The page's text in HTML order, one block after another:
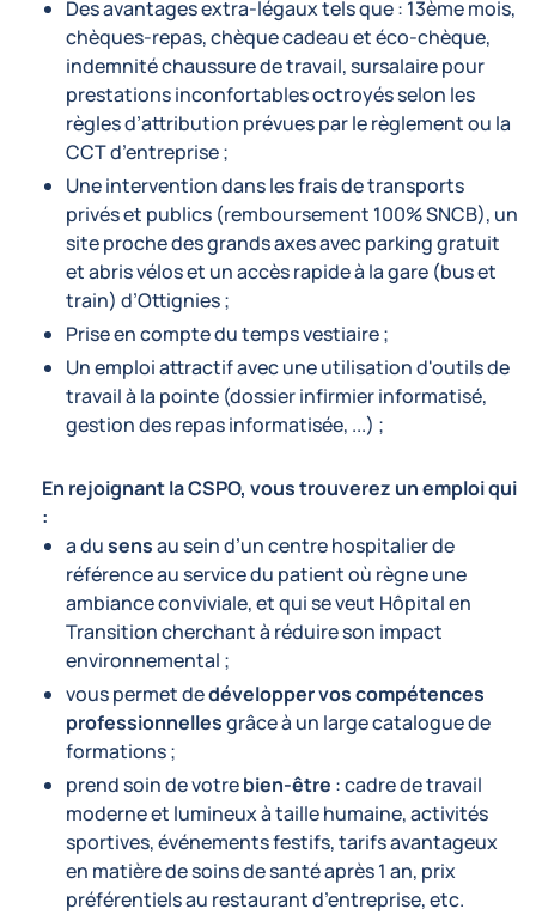
Des avantages extra-légaux tels que : 13ème mois,
chèques-repas, chèque cadeau et éco-chèque,
indemnité chaussure de travail, sursalaire pour
prestations inconfortables octroyés selon les
règles d’attribution prévues par le règlement ou la
CCT d’entreprise ;
Une intervention dans les frais de transports
privés et publics (remboursement 100% SNCB), un
site proche des grands axes avec parking gratuit
et abris vélos et un accès rapide à la gare (bus et
train) d’Ottignies ;
Prise en compte du temps vestiaire ;
Un emploi attractif avec une utilisation d'outils de
travail à la pointe (dossier infirmier informatisé,
gestion des repas informatisée, ...) ;
En rejoignant la CSPO, vous trouverez un emploi qui
:
a dusensau sein d’un centre hospitalier de
référence au service du patient où règne une
ambiance conviviale, et qui se veut Hôpital en
Transition cherchant à réduire son impact
environnemental ;
vous permet dedévelopper vos compétences
professionnellesgrâce à un large catalogue de
formations ;
prend soin de votrebien-être : cadre de travail
moderne et lumineux à taille humaine, activités
sportives, événements festifs, tarifs avantageux
en matière de soins de santé après 1 an, prix
préférentiels au restaurant d’entreprise, etc.